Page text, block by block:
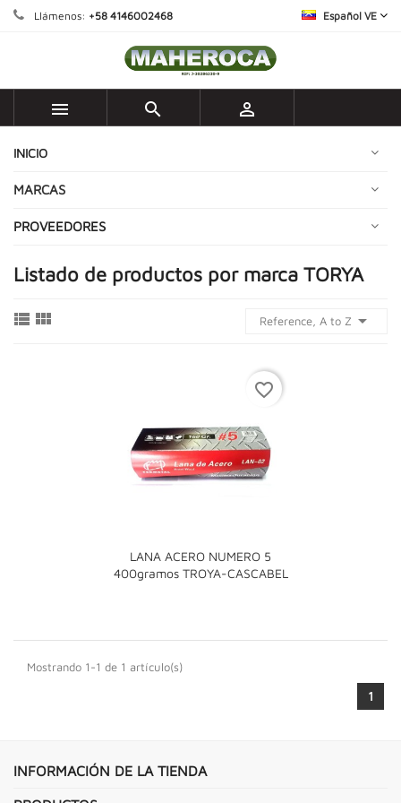
Llámenos: +58 4146002468 Español VE
  
INICIO
MARCAS
PROVEEDORES
Listado de productos por marca TORYA
  Reference, A to Z 
LANA ACERO NUMERO 5
400gramos TROYA-CASCABEL
favorite_border
Mostrando 1-1 de 1 artículo(s)
1
INFORMACIÓN DE LA TIENDA